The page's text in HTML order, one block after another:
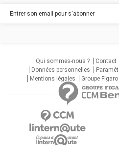
...
Qui sommes-nous ?
Contact
Données personnelles
Mentions légales
Groupe Figaro